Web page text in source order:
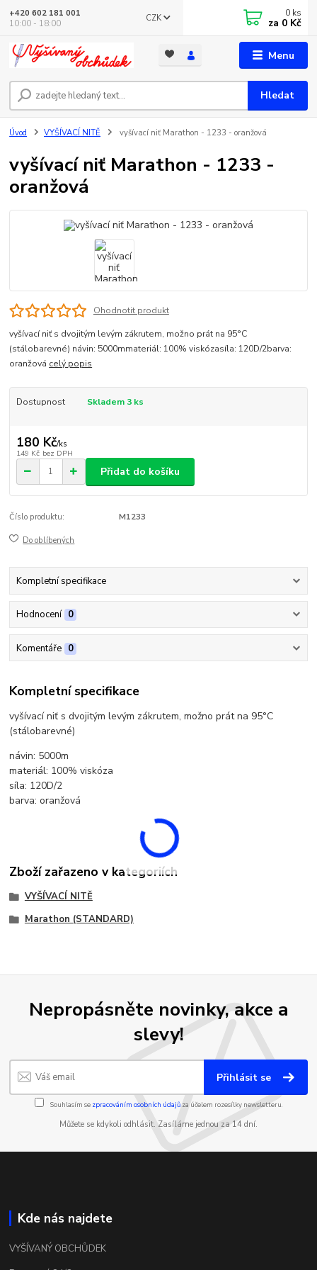
Menu
CZK
Hledat
+420 602 181 001
10:00 - 18:00
0 ks
za 0 Kč
Úvod VYŠÍVACÍ NITĚ vyšívací niť Marathon - 1233 - oranžová
vyšívací niť Marathon - 1233 -
oranžová
Ohodnotit produkt
vyšívací niť s dvojitým levým zákrutem, možno prát na 95°C
(stálobarevné) návin: 5000mmateriál: 100% viskózasíla: 120D/2barva:
oranžová celý popis
Dostupnost Skladem 3 ks
180 Kč/ks
149 Kč bez DPH
Přidat do košíku
Číslo produktu: M1233
Do oblíbených
Kompletní specifikace
Hodnocení 0
Komentáře 0
Kompletní specifikace
vyšívací niť s dvojitým levým zákrutem, možno prát na 95°C
(stálobarevné)
návin: 5000m
materiál: 100% viskóza
síla: 120D/2
barva: oranžová
Zboží zařazeno v kategoriích
VYŠÍVACÍ NITĚ
Marathon (STANDARD)
Nepropásněte novinky, akce a
slevy!
Přihlásit se
Souhlasím se zpracováním osobních údajůza účelem rozesílky newsletteru.
Můžete se kdykoli odhlásit. Zasíláme jednou za 14 dní.
Kde nás najdete
VYŠÍVANÝ OBCHŮDEK